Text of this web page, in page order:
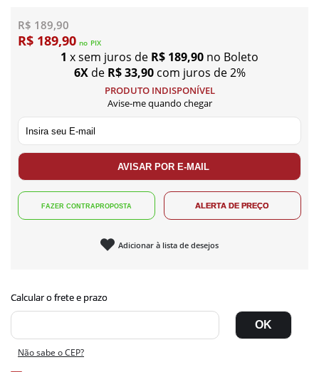
R$ 189,90
R$ 189,90 no PIX
1 x sem juros de R$ 189,90 no Boleto
6Xde R$ 33,90 com juros de 2%
PRODUTO INDISPONÍVEL
Avise-me quando chegar
Adicionar à lista de desejos
Não sabe o CEP?